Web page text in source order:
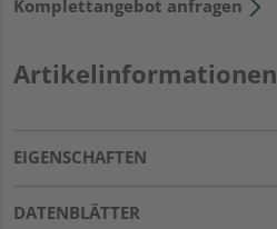
Komplettangebot anfragen
Artikelinformationen
EIGENSCHAFTEN
DATENBLÄTTER